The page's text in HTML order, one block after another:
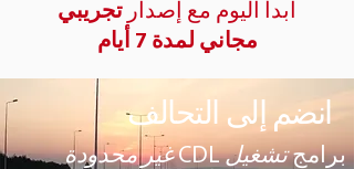
ابدأ اليوم مع إصدار تجريبي
مجاني لمدة 7 أيام
انضم إلى التحالف
برامجتشغيلCDL
غير محدودة